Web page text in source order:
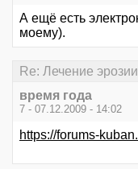
А ещё есть
моему).
Re: Лечение
время года
7 - 07.12.2009 - 14:02
https://forums-